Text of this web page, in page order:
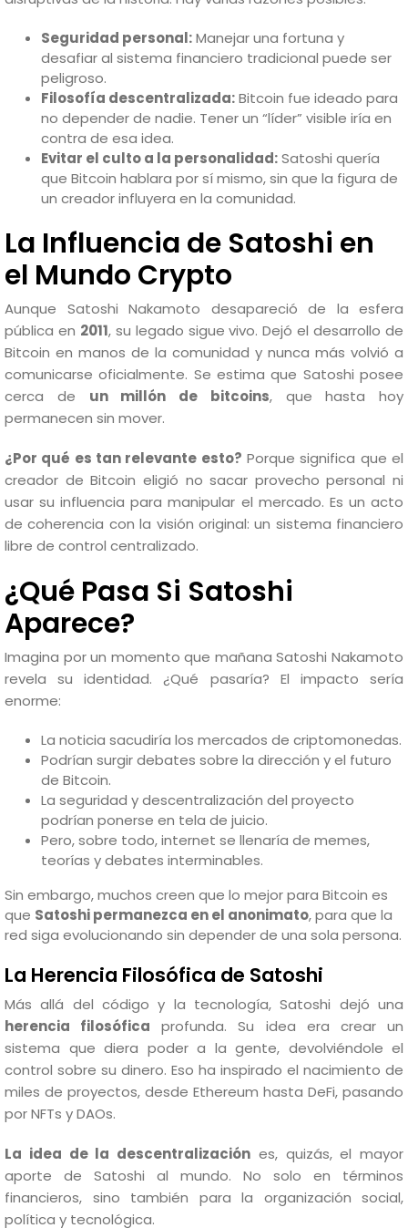
Seguridad personal:Manejar una fortuna y
desafiar al sistema financiero tradicional puede ser
peligroso.
Filosofía descentralizada:Bitcoin fue ideado para
no depender de nadie. Tener un “líder” visible iría en
contra de esa idea.
Evitar el culto a la personalidad:Satoshi quería
que Bitcoin hablara por sí mismo, sin que la figura de
un creador influyera en la comunidad.
La Influencia de Satoshi en
el Mundo Crypto
Aunque Satoshi Nakamoto desapareció de la esfera
pública en 2011, su legado sigue vivo. Dejó el desarrollo de
Bitcoin en manos de la comunidad y nunca más volvió a
comunicarse oficialmente. Se estima que Satoshi posee
cerca de un millón de bitcoins, que hasta hoy
permanecen sin mover.
¿Por qué es tan relevante esto? Porque significa que el
creador de Bitcoin eligió no sacar provecho personal ni
usar su influencia para manipular el mercado. Es un acto
de coherencia con la visión original: un sistema financiero
libre de control centralizado.
¿Qué Pasa Si Satoshi
Aparece?
Imagina por un momento que mañana Satoshi Nakamoto
revela su identidad. ¿Qué pasaría? El impacto sería
enorme:
La noticia sacudiría los mercados de criptomonedas.
Podrían surgir debates sobre la dirección y el futuro
de Bitcoin.
La seguridad y descentralización del proyecto
podrían ponerse en tela de juicio.
Pero, sobre todo, internet se llenaría de memes,
teorías y debates interminables.
Sin embargo, muchos creen que lo mejor para Bitcoin es
que Satoshi permanezca en el anonimato, para que la
red siga evolucionando sin depender de una sola persona.
La Herencia Filosófica de Satoshi
Más allá del código y la tecnología, Satoshi dejó una
herencia filosófica profunda. Su idea era crear un
sistema que diera poder a la gente, devolviéndole el
control sobre su dinero. Eso ha inspirado el nacimiento de
miles de proyectos, desde Ethereum hasta DeFi, pasando
por NFTs y DAOs.
La idea de la descentralización es, quizás, el mayor
aporte de Satoshi al mundo. No solo en términos
financieros, sino también para la organización social,
política y tecnológica.